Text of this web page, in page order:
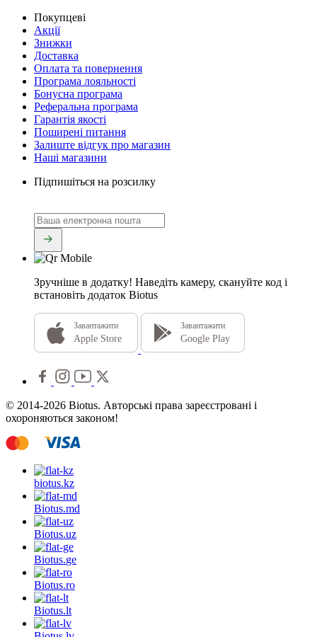
Покупцеві
Акції
Знижки
Доставка
Оплата та повернення
Програма лояльності
Бонусна програма
Реферальна програма
Гарантія якості
Поширені питання
Залиште відгук про магазин
Наші магазини
Підпишіться на розсилку
Зручніше в додатку! Наведіть камеру, скануйте код і
встановіть додаток Biotus
Завантажити
Apple Store
Завантажити
Google Play
© 2014-2026 Biotus. Авторські права зареєстровані і
охороняються законом!
biotus.kz
Biotus.md
Biotus.uz
Biotus.ge
Biotus.ro
Biotus.lt